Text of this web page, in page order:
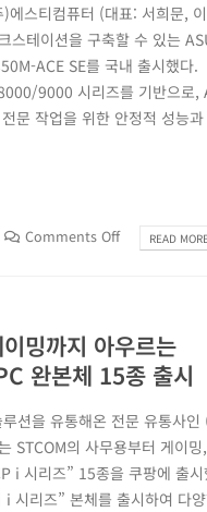
에스티컴퓨터 (대표: 서희문,
스테이션을 구축할 수 있는
ACE SE를 국내 출시했다.
9000 시리즈를 기반으로,
문 작업을 위한 안정적 성능
Comments Off READ
밍까지 아우르는
완본체 15종 출시
션을 유통해온 전문 유통사인
STCOM의 사무용부터 게이
i 시리즈” 15종을 쿠팡에 출시
i 시리즈” 본체를 출시하여 다